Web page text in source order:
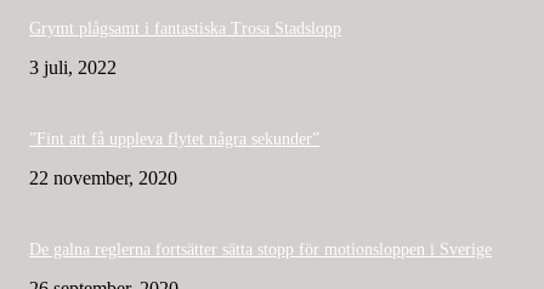
Grymt plågsamt i fantastiska Trosa Stadslopp
3 juli, 2022
”Fint att få uppleva flytet några sekunder”
22 november, 2020
De galna reglerna fortsätter sätta stopp för motionsloppen i Sverige